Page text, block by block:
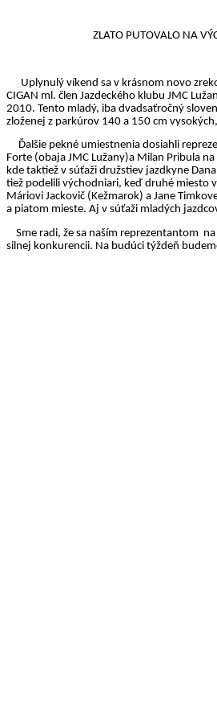
ZLATO PUTOVALO NA
Uplynulý víkend sa v krásnom novo
CIGAN ml. člen Jazdeckého klubu JMC
2010. Tento mladý, iba dvadsaťročný
zloženej z parkúrov 140 a 150 cm
Ďalšie pekné umiestnenia dosiahli
Forte (obaja JMC Lužany)a Milan Pribula
kde taktiež v súťaži družstiev jazdkyne Dana
tiež podelili východniari, keď druhé miesto
Máriovi Jackovič (Kežmarok) a Jane
a piatom mieste. Aj v súťaži mladých
Sme radi, že sa naším reprezentantom
silnej konkurencii. Na budúci týždeň